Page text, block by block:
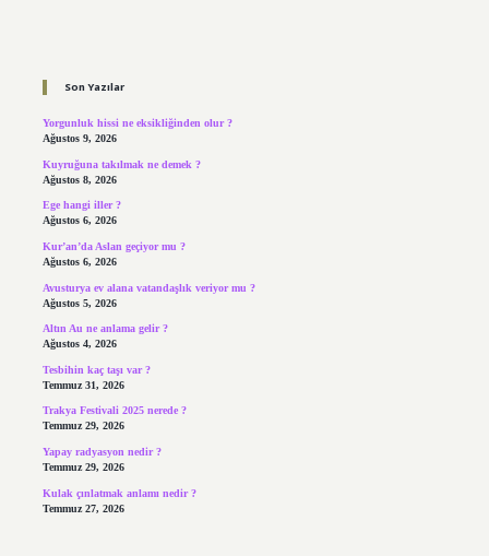
Son Yazılar
Yorgunluk hissi ne eksikliğinden olur ?
Ağustos 9, 2026
Kuyruğuna takılmak ne demek ?
Ağustos 8, 2026
Ege hangi iller ?
Ağustos 6, 2026
Kur’an’da Aslan geçiyor mu ?
Ağustos 6, 2026
Avusturya ev alana vatandaşlık veriyor mu ?
Ağustos 5, 2026
Altın Au ne anlama gelir ?
Ağustos 4, 2026
Tesbihin kaç taşı var ?
Temmuz 31, 2026
Trakya Festivali 2025 nerede ?
Temmuz 29, 2026
Yapay radyasyon nedir ?
Temmuz 29, 2026
Kulak çınlatmak anlamı nedir ?
Temmuz 27, 2026